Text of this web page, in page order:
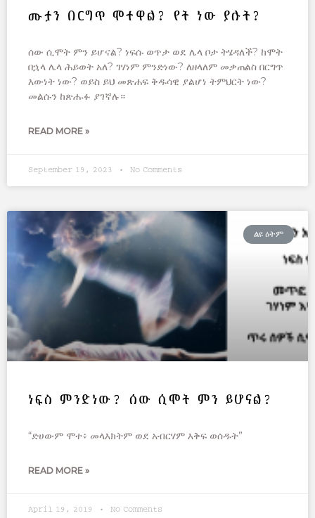
ሙታን በርግጥ ሞተዋል? የት ነው ያሉት?
ሰው ሲሞት ምን ይሆናል? ነፍሱ ወጥታ ወደ ሌላ ቦታ ትሄዳለች? ከሞት
በኋላ ሌላ ሕይወት አለ? ገሃነም ምንድነው? ለዘላለም መቃጠልስ በርግጥ
እውነት ነው? ወይስ ይህ መጽሐፍ ቅዱሳዊ ያልሆነ ትምህርት ነው?
መልሱን ከጽሑፉ ያገኛሉ።
READ MORE »
September 19, 2023 No Comments
ልዩ ዕትም
ነፍስ ምንድነው? ሰው ሲሞት ምን ይሆናል?
“ድሀውም ሞተ፥ መላእክትም ወደ አብርሃም እቅፍ ወሰዱት”
READ MORE »
April 19, 2019 No Comments